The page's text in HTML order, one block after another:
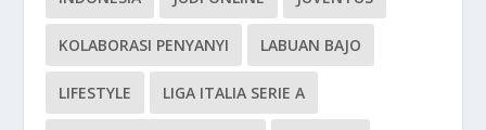
KOLABORASI PENYANYI LABUAN BAJO
LIFESTYLE LIGA ITALIA SERIE A